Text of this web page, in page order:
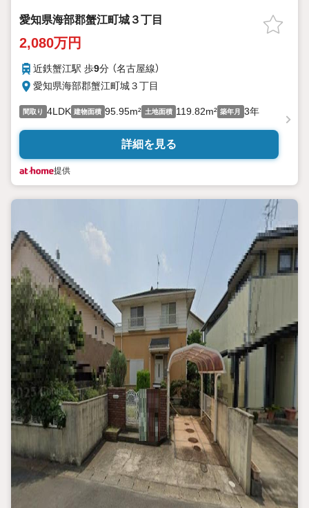
愛知県海部郡蟹江町城３丁目
2,080万円
近鉄蟹江駅 歩9分 （名古屋線）
愛知県海部郡蟹江町城３丁目
間取り 4LDK 建物面積 95.95m² 土地面積 119.82m² 築年月 3年
詳細を見る
提供